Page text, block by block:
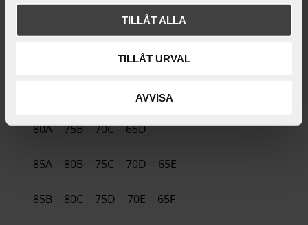
TILLÅT ALLA
TILLÅT URVAL
AVVISA
80A = 75B = 70C = 65D
85A = 80B = 75C = 70D = 65E
85B = 80C = 75D = 70E = 65F